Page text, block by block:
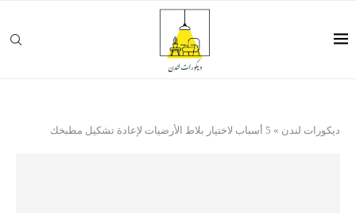
ديكورات لندن » 5 أسباب لاختيار بلاط الأرضيات لإعادة تشكيل مطبخك